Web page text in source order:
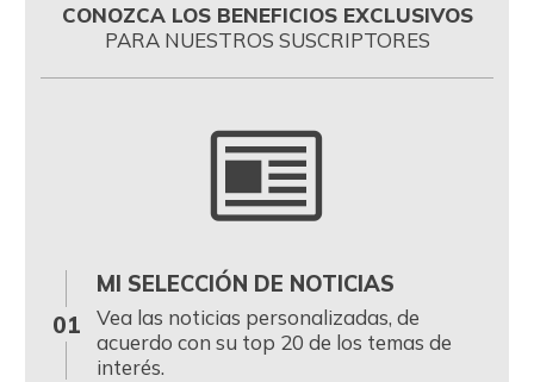
CONOZCA LOS BENEFICIOS EXCLUSIVOS
PARA NUESTROS SUSCRIPTORES
01
MI SELECCIÓN DE NOTICIAS
Vea las noticias personalizadas, de
acuerdo con su top 20 de los temas de
interés.